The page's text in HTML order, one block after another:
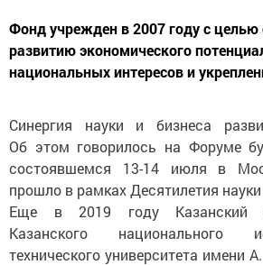
Фонд учрежден в 2007 году с целью
развитию экономического
национальных интересов и
Синергия науки и бизнеса
Об этом говорилось на Форуме
состоявшемся 13-14 июля в
прошло в рамках Десятилетия науки
Еще в 2019 году Казанский
Казанского национального
технического университета имени